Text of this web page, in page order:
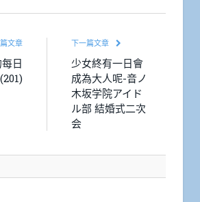
文章
日
下一篇文章
少女終有一日會
成為大人呢-音ノ
木坂学院アイド
ル部 結婚式二次
会